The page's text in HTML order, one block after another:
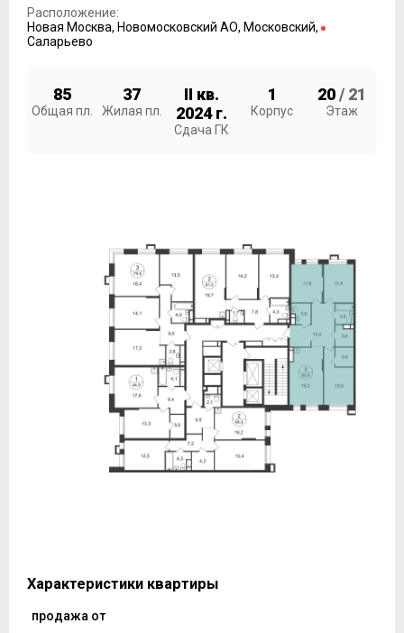
Расположение:
Новая Москва, Новомосковский АО, Московский,
Саларьево
85
Общая пл.
37
Жилая пл.
II кв.
2024 г.
Сдача ГК
1
Корпус
20/ 21
Этаж
Характеристики квартиры
продажа от